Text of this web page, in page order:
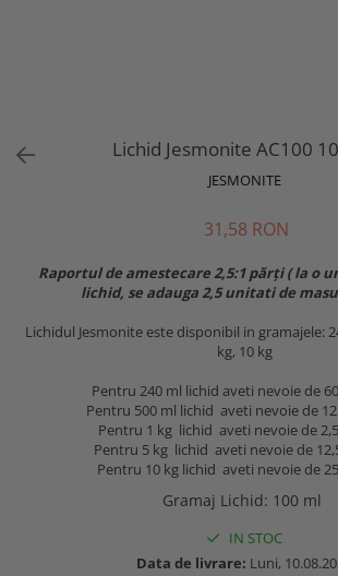
Lichid Jesmonite AC100
JESMONITE
31,58 RON
Raportul de amestecare 2,5:1 părți ( la o
lichid, se adauga 2,5 unitati de
Lichidul Jesmonite este disponibil in gramajele:
kg, 10 kg
Pentru 240 ml lichid aveti nevoie de
Pentru 500 ml lichid aveti nevoie de
Pentru 1 kg lichid aveti nevoie de
Pentru 5 kg lichid aveti nevoie de
Pentru 10 kg lichid aveti nevoie de
Gramaj Lichid: 100 ml
IN STOC
Data de livrare: Luni,